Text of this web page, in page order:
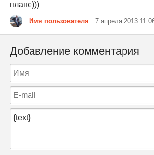
плане)))
Имя пользователя 7 апреля 2013
Добавление комментария